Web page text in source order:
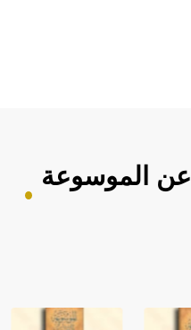
عن الموسوعة